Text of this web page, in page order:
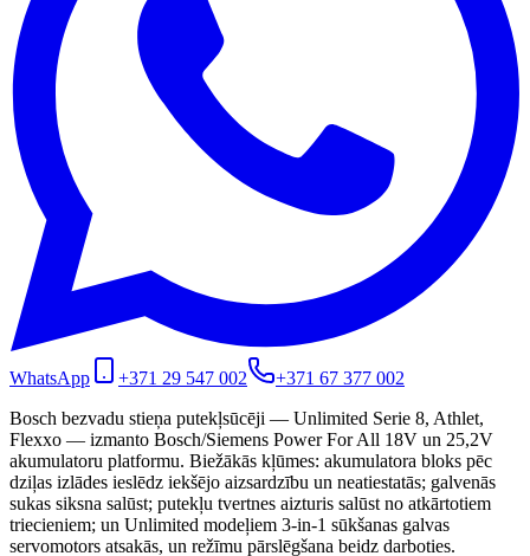
WhatsApp +371 29 547 002
+371 67 377 002
Bosch bezvadu stieņa putekļsūcēji — Unlimited Serie 8, Athlet,
Flexxo — izmanto Bosch/Siemens Power For All 18V un 25,2V
akumulatoru platformu. Biežākās kļūmes: akumulatora bloks pēc
dziļas izlādes ieslēdz iekšējo aizsardzību un neatiestatās; galvenās
sukas siksna salūst; putekļu tvertnes aizturis salūst no atkārtotiem
triecieniem; un Unlimited modeļiem 3-in-1 sūkšanas galvas
servomotors atsakās, un režīmu pārslēgšana beidz darboties.